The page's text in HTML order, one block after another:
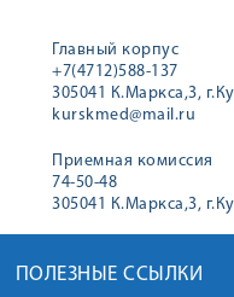
Главный корпус
+7(4712)588-137
305041 К.Маркса,3,
kurskmed@mail.ru
Приемная комиссия
74-50-48
305041 К.Маркса,3,
ПОЛЕЗНЫЕ ССЫЛКИ